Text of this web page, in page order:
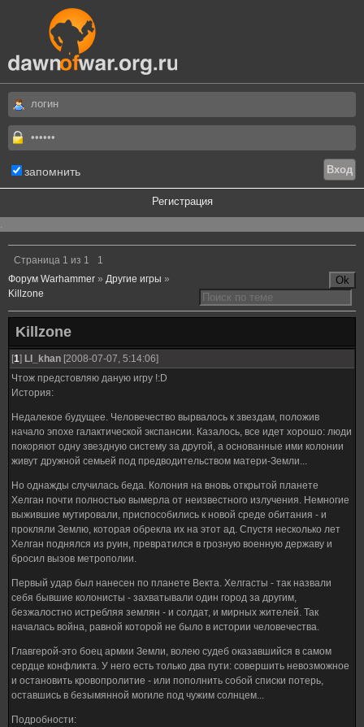
запомнить
Регистрация
.
Страница 1 из 1
1
Форум Warhammer » Другие игры »
Killzone
Killzone
[1] LI_khan [2008-07-07, 5:14:06]
Чтож предстовляю даную игру !:D
История:
Недалекое будущее. Человечество вырвалось к звездам, положив
начало эпохе галактической экспансии. Казалось, все идет хорошо: люди
покоряют одну звездную систему за другой, а основанные ими колонии
живут дружной семьей под предводительством матери-Земли...
Но однажды случилась беда. Колония на вновь открытой планете
Хелган почти полностью вымерла от неизвестного излучения. Немногие
выжившие мутировали, приспособились к новой среде обитания - и
прокляли Землю, которая обрекла их на этот ад. Спустя несколько лет
Хелган поднялся из руин, превратился в грозную военную державу и
бросил вызов метрополии.
Первый удар был нанесен по планете Векта. Хелгасты - так назвали
себя бывшие колонисты - захватывали один город за другим,
безжалостно истребляя землян - и солдат, и мирных жителей. Так
началась война, равной которой не было в истории человечества.
Главгерой-это боец армии Земли, волею судеб оказавшийся в самом
сердце конфликта. У него есть только два пути: совершить невозможное
и остановить кровопролитие - или пополнить собой списки потерь,
оставшись в безымянной могиле под чужим солнцем...
Подробности: